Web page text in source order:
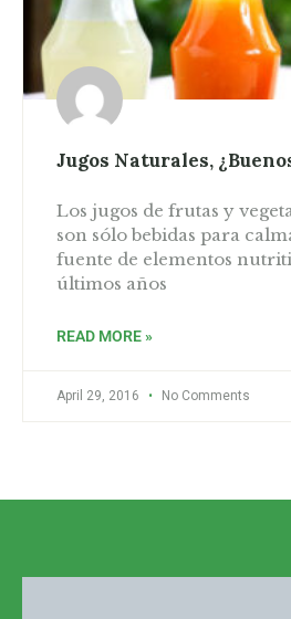
Jugos Naturales,
Los jugos de frutas y
son sólo bebidas para
fuente de elementos
últimos años
READ MORE »
April 29, 2016 No Comments